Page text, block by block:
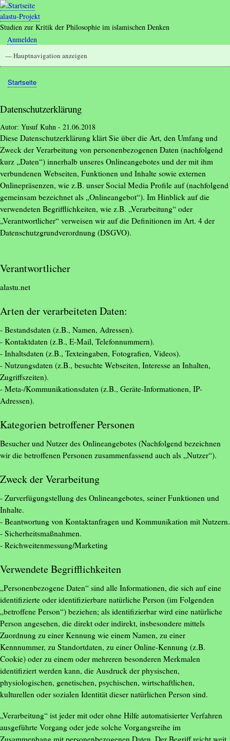
Inhalt
alastu-Projekt
Studien zur Kritik der Philosophie im islamischen Denken
Benutzermenü
Anmelden
Hauptnavigation
— Hauptnavigation anzeigen
Startseite
Artikel
Bücher
Über
Pfadnavigation
Startseite
Datenschutzerklärung
Autor: Yusuf Kuhn - 21.06.2018
Diese Datenschutzerklärung klärt Sie über die Art, den Umfang und
Zweck der Verarbeitung von personenbezogenen Daten (nachfolgend
kurz „Daten“) innerhalb unseres Onlineangebotes und der mit ihm
verbundenen Webseiten, Funktionen und Inhalte sowie externen
Onlinepräsenzen, wie z.B. unser Social Media Profile auf (nachfolgend
gemeinsam bezeichnet als „Onlineangebot“). Im Hinblick auf die
verwendeten Begrifflichkeiten, wie z.B. „Verarbeitung“ oder
„Verantwortlicher“ verweisen wir auf die Definitionen im Art. 4 der
Datenschutzgrundverordnung (DSGVO).
Verantwortlicher
alastu.net
Arten der verarbeiteten Daten:
- Bestandsdaten (z.B., Namen, Adressen).
- Kontaktdaten (z.B., E-Mail, Telefonnummern).
- Inhaltsdaten (z.B., Texteingaben, Fotografien, Videos).
- Nutzungsdaten (z.B., besuchte Webseiten, Interesse an Inhalten,
Zugriffszeiten).
- Meta-/Kommunikationsdaten (z.B., Geräte-Informationen, IP-
Adressen).
Kategorien betroffener Personen
Besucher und Nutzer des Onlineangebotes (Nachfolgend bezeichnen
wir die betroffenen Personen zusammenfassend auch als „Nutzer“).
Zweck der Verarbeitung
- Zurverfügungstellung des Onlineangebotes, seiner Funktionen und
Inhalte.
- Beantwortung von Kontaktanfragen und Kommunikation mit Nutzern.
- Sicherheitsmaßnahmen.
- Reichweitenmessung/Marketing
Verwendete Begrifflichkeiten
„Personenbezogene Daten“ sind alle Informationen, die sich auf eine
identifizierte oder identifizierbare natürliche Person (im Folgenden
„betroffene Person“) beziehen; als identifizierbar wird eine natürliche
Person angesehen, die direkt oder indirekt, insbesondere mittels
Zuordnung zu einer Kennung wie einem Namen, zu einer
Kennnummer, zu Standortdaten, zu einer Online-Kennung (z.B.
Cookie) oder zu einem oder mehreren besonderen Merkmalen
identifiziert werden kann, die Ausdruck der physischen,
physiologischen, genetischen, psychischen, wirtschaftlichen,
kulturellen oder sozialen Identität dieser natürlichen Person sind.
„Verarbeitung“ ist jeder mit oder ohne Hilfe automatisierter Verfahren
ausgeführte Vorgang oder jede solche Vorgangsreihe im